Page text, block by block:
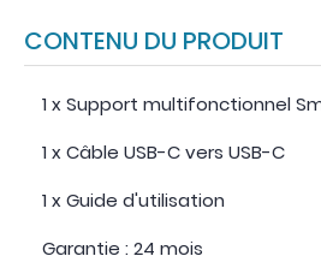
CONTENU DU PRODUIT
1 x Support multifonctionnel
1 x Câble USB-C vers USB-C
1 x Guide d'utilisation
Garantie : 24 mois